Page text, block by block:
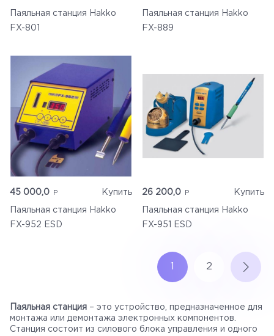
Паяльная станция Hakko
FX-801
Паяльная станция Hakko
FX-889
45 000,0 Купить
Паяльная станция Hakko
FX-952 ESD
26 200,0 Купить
Паяльная станция Hakko
FX-951 ESD
2
Паяльная станция – это устройство, предназначенное для
монтажа или демонтажа электронных компонентов.
Станция состоит из силового блока управления и одного